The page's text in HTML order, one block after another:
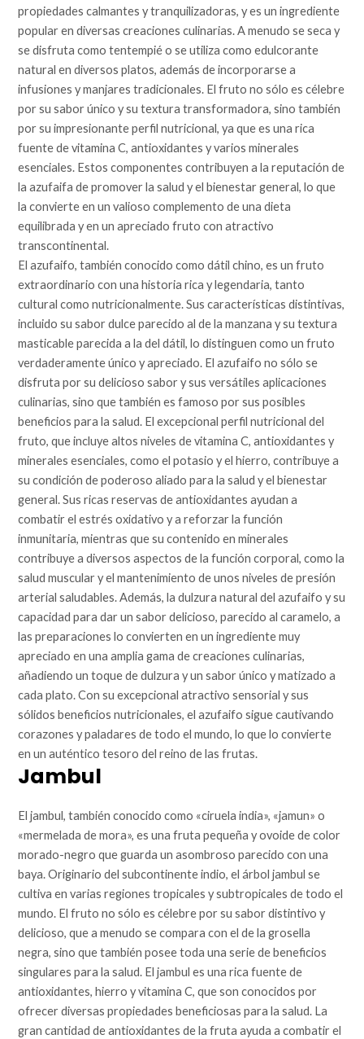
propiedades calmantes y tranquilizadoras, y es un ingrediente
popular en diversas creaciones culinarias. A menudo se seca y
se disfruta como tentempié o se utiliza como edulcorante
natural en diversos platos, además de incorporarse a
infusiones y manjares tradicionales. El fruto no sólo es célebre
por su sabor único y su textura transformadora, sino también
por su impresionante perfil nutricional, ya que es una rica
fuente de vitamina C, antioxidantes y varios minerales
esenciales. Estos componentes contribuyen a la reputación de
la azufaifa de promover la salud y el bienestar general, lo que
la convierte en un valioso complemento de una dieta
equilibrada y en un apreciado fruto con atractivo
transcontinental.
El azufaifo, también conocido como dátil chino, es un fruto
extraordinario con una historia rica y legendaria, tanto
cultural como nutricionalmente. Sus características distintivas,
incluido su sabor dulce parecido al de la manzana y su textura
masticable parecida a la del dátil, lo distinguen como un fruto
verdaderamente único y apreciado. El azufaifo no sólo se
disfruta por su delicioso sabor y sus versátiles aplicaciones
culinarias, sino que también es famoso por sus posibles
beneficios para la salud. El excepcional perfil nutricional del
fruto, que incluye altos niveles de vitamina C, antioxidantes y
minerales esenciales, como el potasio y el hierro, contribuye a
su condición de poderoso aliado para la salud y el bienestar
general. Sus ricas reservas de antioxidantes ayudan a
combatir el estrés oxidativo y a reforzar la función
inmunitaria, mientras que su contenido en minerales
contribuye a diversos aspectos de la función corporal, como la
salud muscular y el mantenimiento de unos niveles de presión
arterial saludables. Además, la dulzura natural del azufaifo y su
capacidad para dar un sabor delicioso, parecido al caramelo, a
las preparaciones lo convierten en un ingrediente muy
apreciado en una amplia gama de creaciones culinarias,
añadiendo un toque de dulzura y un sabor único y matizado a
cada plato. Con su excepcional atractivo sensorial y sus
sólidos beneficios nutricionales, el azufaifo sigue cautivando
corazones y paladares de todo el mundo, lo que lo convierte
en un auténtico tesoro del reino de las frutas.
Jambul
El jambul, también conocido como «ciruela india», «jamun» o
«mermelada de mora», es una fruta pequeña y ovoide de color
morado-negro que guarda un asombroso parecido con una
baya. Originario del subcontinente indio, el árbol jambul se
cultiva en varias regiones tropicales y subtropicales de todo el
mundo. El fruto no sólo es célebre por su sabor distintivo y
delicioso, que a menudo se compara con el de la grosella
negra, sino que también posee toda una serie de beneficios
singulares para la salud. El jambul es una rica fuente de
antioxidantes, hierro y vitamina C, que son conocidos por
ofrecer diversas propiedades beneficiosas para la salud. La
gran cantidad de antioxidantes de la fruta ayuda a combatir el